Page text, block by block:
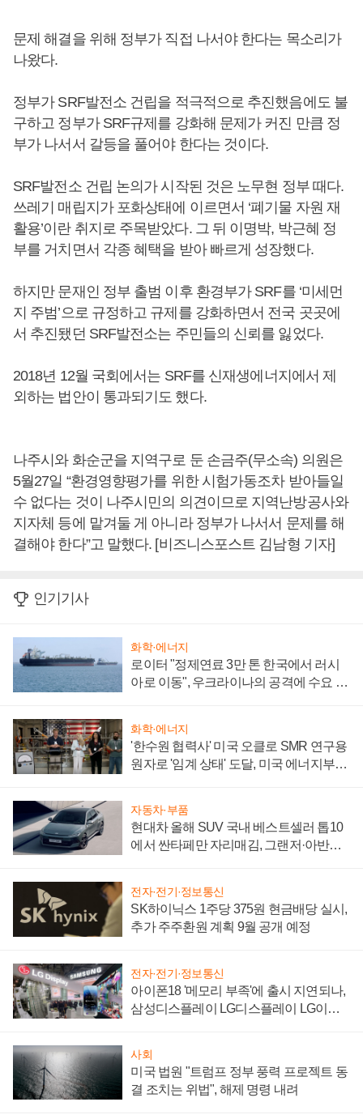
문제 해결을 위해 정부가 직접 나서야 한다는 목소리가
나왔다.
정부가 SRF발전소 건립을 적극적으로 추진했음에도 불
구하고 정부가 SRF규제를 강화해 문제가 커진 만큼 정
부가 나서서 갈등을 풀어야 한다는 것이다.
SRF발전소 건립 논의가 시작된 것은 노무현 정부 때다.
쓰레기 매립지가 포화상태에 이르면서 ‘폐기물 자원 재
활용’이란 취지로 주목받았다. 그 뒤 이명박, 박근혜 정
부를 거치면서 각종 혜택을 받아 빠르게 성장했다.
하지만 문재인 정부 출범 이후 환경부가 SRF를 ‘미세먼
지 주범’으로 규정하고 규제를 강화하면서 전국 곳곳에
서 추진됐던 SRF발전소는 주민들의 신뢰를 잃었다.
2018년 12월 국회에서는 SRF를 신재생에너지에서 제
외하는 법안이 통과되기도 했다.
나주시와 화순군을 지역구로 둔 손금주(무소속) 의원은
5월27일 “환경영향평가를 위한 시험가동조차 받아들일
수 없다는 것이 나주시민의 의견이므로 지역난방공사와
지자체 등에 맡겨둘 게 아니라 정부가 나서서 문제를 해
결해야 한다”고 말했다. [비즈니스포스트 김남형 기자]
인기기사
화학·에너지
로이터 "정제연료 3만 톤 한국에서 러시
아로 이동", 우크라이나의 공격에 수요 늘
화학·에너지
'한수원 협력사' 미국 오클로 SMR 연구용
원자로 '임계 상태' 도달, 미국 에너지부
자동차·부품
현대차 올해 SUV 국내 베스트셀러 톱10
에서 싼타페만 자리매김, 그랜저·아반떼
전자·전기·정보통신
SK하이닉스 1주당 375원 현금배당 실시,
추가 주주환원 계획 9월 공개 예정
전자·전기·정보통신
아이폰18 '메모리 부족'에 출시 지연되나,
삼성디스플레이 LG디스플레이 LG이노
사회
미국 법원 "트럼프 정부 풍력 프로젝트 동
결 조치는 위법", 해제 명령 내려